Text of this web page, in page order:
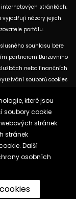
stránkách.
vyjadřují názory jejich
portálu.
souhlasu bere
partnerem Burzovního
nebo finančních
souborů cookies
článků mohou
analýzy nebo datu,
údaje.
které jsou
soubory cookie
stránek.
stránek
Další
osobních